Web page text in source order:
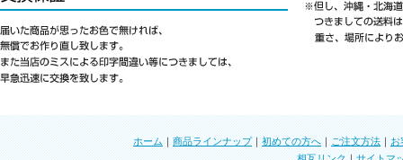
ホーム ｜ 商品ラインナップ｜ 初めての方へ ｜ ご注文方法 ｜ お